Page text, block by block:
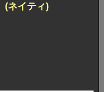
(ネイティ)